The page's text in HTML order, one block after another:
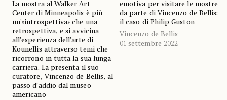
La mostra al Walker Art
Center di Minneapolis è più
un’«introspettiva» che una
retrospettiva, e si avvicina
all’esperienza dell’arte di
Kounellis attraverso temi che
ricorrono in tutta la sua lunga
carriera. La presenta il suo
curatore, Vincenzo de Bellis, al
passo d’addio dal museo
americano
emotiva per visitare le mostre
da parte di Vincenzo de Bellis:
il caso di Philip Guston
Vincenzo de Bellis
01 settembre 2022